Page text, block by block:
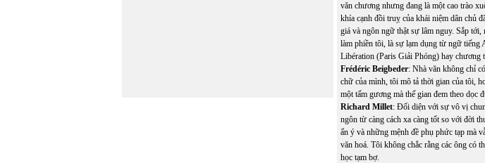
văn chương nhưng đang là một cao trào
khía cạnh đồi truỵ của khái niệm dân chủ
giá và ngôn ngữ thật sự lâm nguy. Sắp
làm phiền tôi, là sự lạm dụng từ ngữ
Libération (Paris Giải Phóng) hay chương
Frédéric Beigbeder: Nhà văn không chỉ
chữ của mình, tôi mô tả thời gian của tôi,
một tấm gương mà thế gian đem theo dọc
Richard Millet: Đối diện với sự vô vị
ngôn từ càng cách xa càng tốt so với đời
ẩn ý và những mệnh đề phụ phức tạp mà
văn hoá. Tôi không chắc rằng các ông có
học tạm bợ.